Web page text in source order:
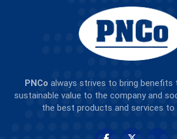
PNCo always strives to bring benefits
sustainable value to the company and
the best products and services